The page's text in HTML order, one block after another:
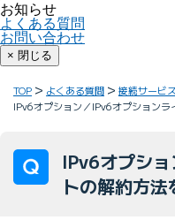
お知らせ
よくある質問
お問い合わせ
× 閉じる
TOP よくある質問 接続サービス
IPv6オプション／IPv6オプション
IPv6オプシ
トの解約方